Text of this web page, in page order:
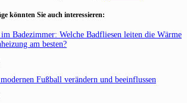
könnten Sie auch interessieren:
Badezimmer: Welche Badfliesen leiten die Wärme
am besten?
Fußball verändern und beeinflussen